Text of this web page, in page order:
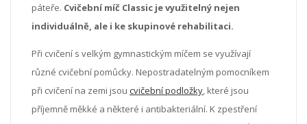
páteře. Cvičební míč Classic je využitelný nejen
individuálně, ale i ke skupinové rehabilitaci.
Při cvičení s velkým gymnastickým míčem se využívají
různé cvičební pomůcky. Nepostradatelným pomocníkem
při cvičení na zemi jsou cvičební podložky, které jsou
příjemně měkké a některé i antibakteriální. K zpestření